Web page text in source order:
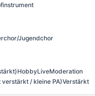
Jugendchor
HobbyLiveModeration
/ kleine PA)Verstärkt